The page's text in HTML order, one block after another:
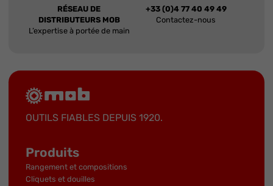
RÉSEAU DE
DISTRIBUTEURS MOB
L’expertise à portée de main
+33 (0)4 77 40 49 49
Contactez-nous
OUTILS FIABLES DEPUIS 1920.
Produits
Rangement et compositions
Cliquets et douilles